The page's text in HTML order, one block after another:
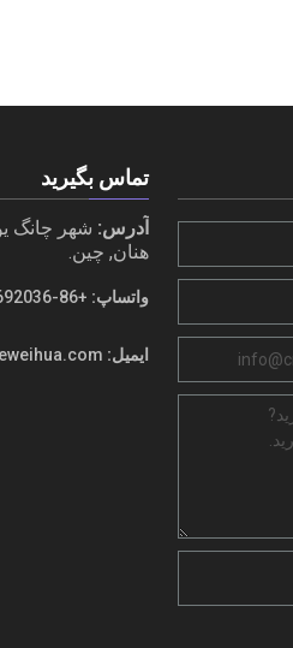
تماس بگیرید
آدرس: شهر چانگ
هنان, چین.
واتساپ: +86-18790692036
ایمیل: